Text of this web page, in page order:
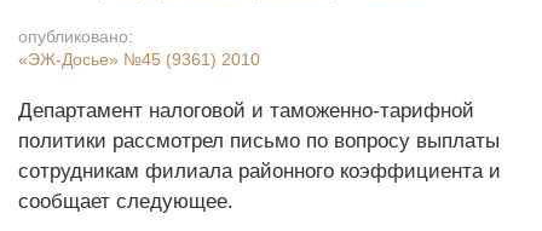
опубликовано:
«ЭЖ-Досье» №45 (9361) 2010
Департамент налоговой и таможенно-тарифной
политики рассмотрел письмо по вопросу выплаты
сотрудникам филиала районного коэффициента и
сообщает следующее.